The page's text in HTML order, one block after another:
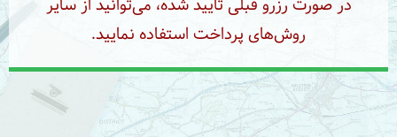
در صورت رزرو قبلی تایید شده، می‌توانید از سایر
روش‌های پرداخت استفاده نمایید.